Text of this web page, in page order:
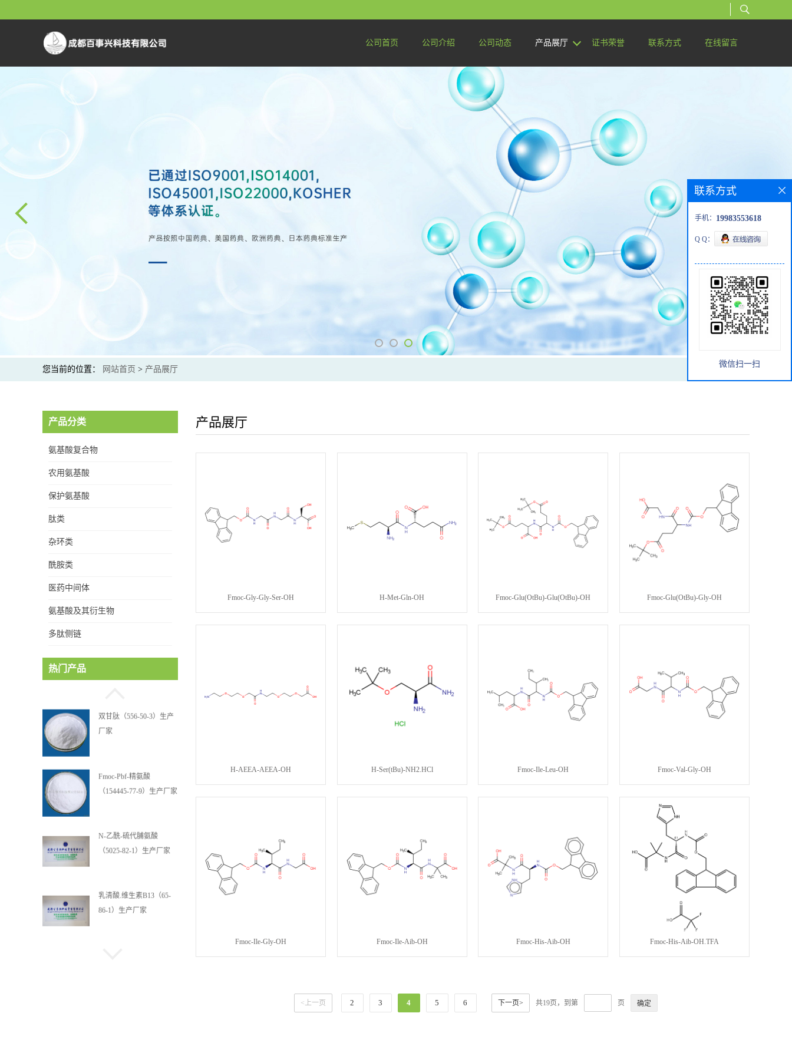
公司首页 公司介绍 公司动态 产品展厅 证书荣誉 联系方式 在线留言
您当前的位置： 网站首页 > 产品展厅
产品分类
氨基酸复合物
农用氨基酸
保护氨基酸
肽类
杂环类
酰胺类
医药中间体
氨基酸及其衍生物
多肽侧链
热门产品
家
双甘肽（556-50-3）生产
Fmoc-Pbf-精氨酸
（154445-77-9）生产厂家
N-乙酰-硫代脯氨酸
（5025-82-1）生产厂家
乳清酸.维生素B13（65-
86-1）生产厂家
乳清酸镁 （34717-03-8）
生产厂家
产品展厅
Fmoc-Gly-Gly-Ser-OH H-Met-Gln-OH Fmoc-Glu(OtBu)-Glu(OtBu)-OH Fmoc-Glu(OtBu)-Gly-OH
H-AEEA-AEEA-OH H-Ser(tBu)-NH2.HCl Fmoc-Ile-Leu-OH Fmoc-Val-Gly-OH
Fmoc-Ile-Gly-OH Fmoc-Ile-Aib-OH Fmoc-His-Aib-OH Fmoc-His-Aib-OH.TFA
<上一页 2 3 4 5 6 下一页> 共19页，到第 页
联系方式
手机： 19983553618
Q Q：
微信扫一扫